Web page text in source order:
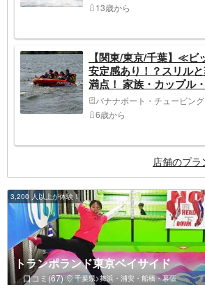
13歳から
【関東/東京/千葉】≪
安定感あり！？スリル
満点！ 家族・カップル
しめる♪
バナナボート・チュービング
6歳から
店舗のプ
3,200 人以上が体験！
トランポランド東京ベイサイド
口コミ(67) 千葉県>舞浜・浦安・船橋・幕張